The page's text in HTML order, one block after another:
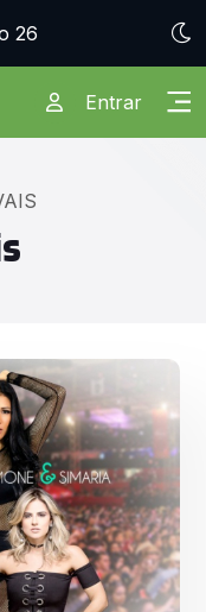
26
Entrar